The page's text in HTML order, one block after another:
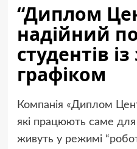
“Диплом
надійний
студентів
графіком
Компанія «Диплом
які працюють саме для
живуть у режимі